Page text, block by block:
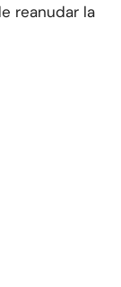
reanudar la